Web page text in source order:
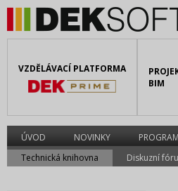
VZDĚLÁVACÍ PLATFORMA
BIM
ÚVOD NOVINKY
Technická knihovna
Diskuzní